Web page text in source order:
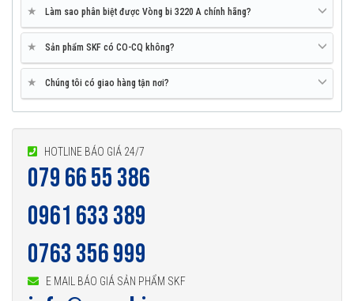
★ Làm sao phân biệt được Vòng bi 3220 A chính hãng?
★ Sản phẩm SKF có CO-CQ không?
★ Chúng tôi có giao hàng tận nơi?
HOTLINE BÁO GIÁ 24/7
079 66 55 386
0961 633 389
0763 356 999
E MAIL BÁO GIÁ SẢN PHẨM SKF